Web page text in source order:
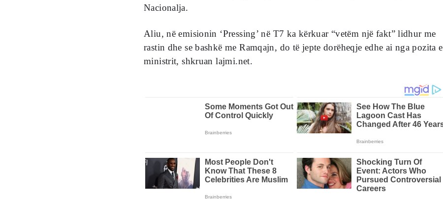
Nacionalja.
Aliu, në emisionin ‘Pressing’ në T7 ka kërkuar “vetëm një fakt” lidhur me
rastin dhe se bashkë me Ramqajn, do të jepte dorëheqje edhe ai nga pozita e
ministrit, shkruan lajmi.net.